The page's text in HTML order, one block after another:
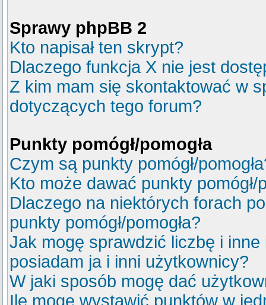
Sprawy phpBB 2
Kto napisał ten skrypt?
Dlaczego funkcja X nie jest
Z kim mam się skontaktować w
dotyczących tego forum?
Punkty pomógł/pomogła
Czym są punkty pomógł/
Kto może dawać punkty pomógł/
Dlaczego na niektórych forach
punkty pomógł/pomogła?
Jak mogę sprawdzić liczbę i
posiadam ja i inni użytkownicy?
W jaki sposób mogę dać
Ile mogę wystawić punktów w